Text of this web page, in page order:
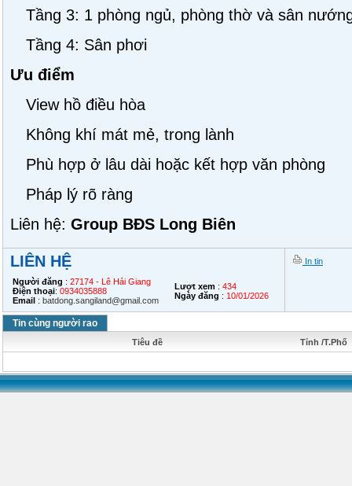
Tầng 3: 1 phòng ngủ, phòng thờ và sân
Tầng 4: Sân phơi
Ưu điểm
View hồ điều hòa
Không khí mát mẻ, trong lành
Phù hợp ở lâu dài hoặc kết hợp văn phòng
Pháp lý rõ ràng
Liên hệ: Group BĐS Long Biên
LIÊN HỆ
Người đăng : 27174 - Lê Hải Giang
Điện thoại: 0934035888
Email : batdong.sangiland@gmail.com
Lượt xem : 434
Ngày đăng : 10/01/2026
In tin
Tin cùng người rao
Tiêu đề Tỉnh /T.Phố